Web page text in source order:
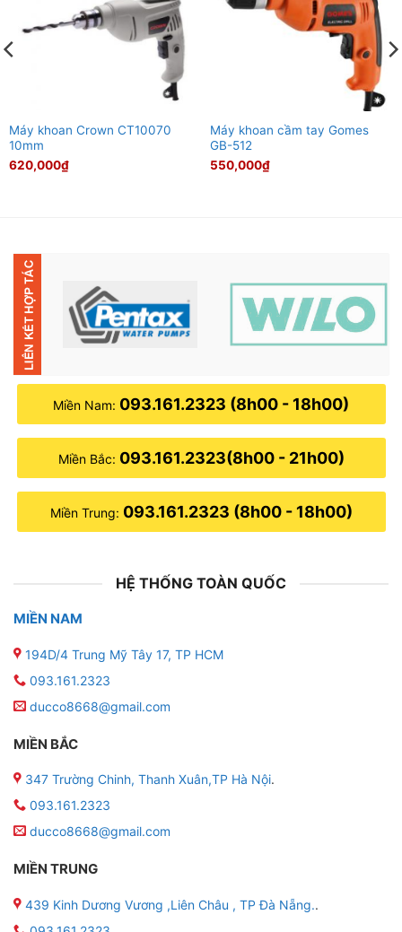
Máy khoan Crown CT10070
10mm
620,000₫
Máy khoan cầm tay Gomes
GB-512
550,000₫
Miền Nam: 093.161.2323 (8h00 - 18h00)
Miền Bắc: 093.161.2323(8h00 - 21h00)
Miền Trung: 093.161.2323 (8h00 - 18h00)
HỆ THỐNG TOÀN QUỐC
MIỀN NAM
194D/4 Trung Mỹ Tây 17, TP HCM
093.161.2323
ducco8668@gmail.com
MIỀN BẮC
347 Trường Chinh, Thanh Xuân,TP Hà Nội.
093.161.2323
ducco8668@gmail.com
MIỀN TRUNG
439 Kinh Dương Vương ,Liên Châu , TP Đà Nẵng..